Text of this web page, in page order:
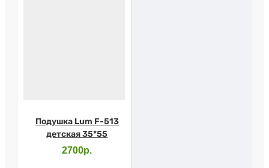
Подушка Lum F-513
детская 35*55
2700р.